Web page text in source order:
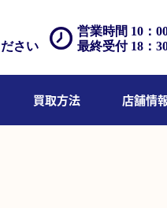
営業時間 10：
最終受付 18：
さい
買取方法 店舗情